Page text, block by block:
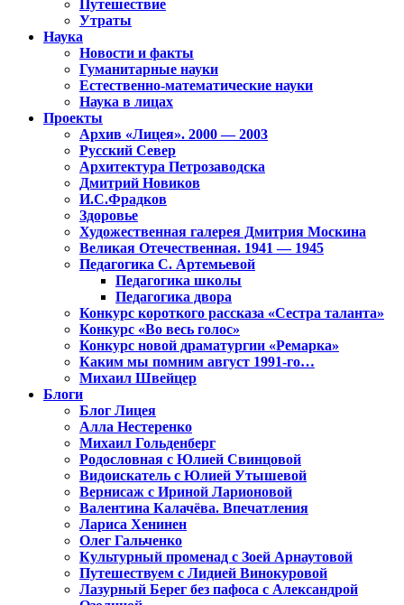
Путешествие
Утраты
Наука
Новости и факты
Гуманитарные науки
Естественно-математические науки
Наука в лицах
Проекты
Архив «Лицея». 2000 — 2003
Русский Север
Архитектура Петрозаводска
Дмитрий Новиков
И.С.Фрадков
Здоровье
Художественная галерея Дмитрия Москина
Великая Отечественная. 1941 — 1945
Педагогика С. Артемьевой
Педагогика школы
Педагогика двора
Конкурс короткого рассказа «Сестра таланта»
Конкурс «Во весь голос»
Конкурс новой драматургии «Ремарка»
Каким мы помним август 1991-го…
Михаил Швейцер
Блоги
Блог Лицея
Алла Нестеренко
Михаил Гольденберг
Родословная с Юлией Свинцовой
Видоискатель с Юлией Утышевой
Вернисаж с Ириной Ларионовой
Валентина Калачёва. Впечатления
Лариса Хенинен
Олег Гальченко
Культурный променад с Зоей Арнаутовой
Путешествуем с Лидией Винокуровой
Лазурный Берег без пафоса с Александрой